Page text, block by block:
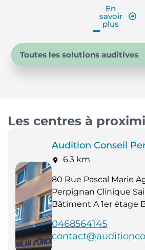
En
savoir
plus
Toutes les solutions auditives
Les centres à
Audition Conseil
6.3 km
80 Rue Pascal Marie
Perpignan Clinique
Bâtiment A 1er étage
0468564145